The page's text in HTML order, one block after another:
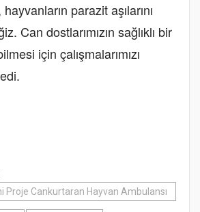
parazit aşılarını
Can dostlarımızın sağlıklı bir
için çalışmalarımızı
Proje Cankurtaran Hayvan Ambulansı